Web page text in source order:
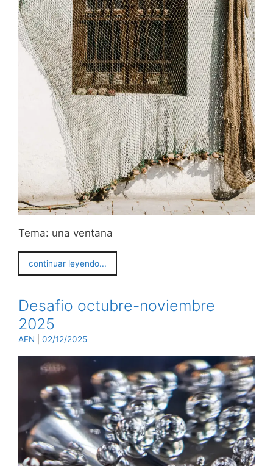
Tema: una ventana
continuar leyendo...
Desafio octubre-noviembre
2025
AFN 02/12/2025